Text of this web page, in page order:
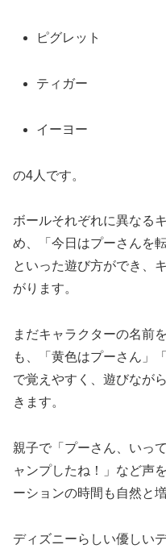
ピグレット
ティガー
イーヨー
の4人です。
ボールそれぞれに異なる
め、「今日はプーさんを
といった遊び方ができ、
がります。
まだキャラクターの名前
も、「黄色はプーさん」
で覚えやすく、遊びなが
きます。
親子で「プーさん、いっ
ャンプしたね！」など声
ーションの時間も自然と増
ディズニーらしい優しい